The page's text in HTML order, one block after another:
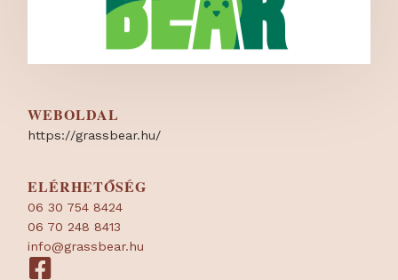
NYEREMÉNYJÁTÉK / REGISZTRÁCIÓ
WEBOLDAL
https://grassbear.hu/
ELÉRHETŐSÉG
06 30 754 8424
06 70 248 8413
info@grassbear.hu